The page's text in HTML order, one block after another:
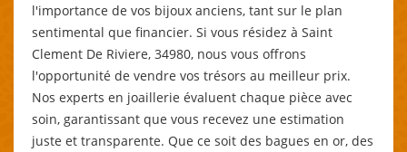
l'importance de vos bijoux anciens, tant sur le plan
sentimental que financier. Si vous résidez à Saint
Clement De Riviere, 34980, nous vous offrons
l'opportunité de vendre vos trésors au meilleur prix.
Nos experts en joaillerie évaluent chaque pièce avec
soin, garantissant que vous recevez une estimation
juste et transparente. Que ce soit des bagues en or, des